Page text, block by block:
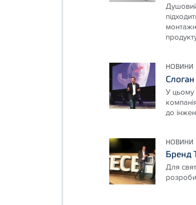
НОВИНИ
У цьому
до
НОВИНИ
Бренд
Для